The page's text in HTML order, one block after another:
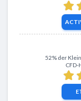
52% der